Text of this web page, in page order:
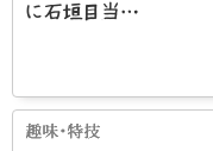
に石垣目当…